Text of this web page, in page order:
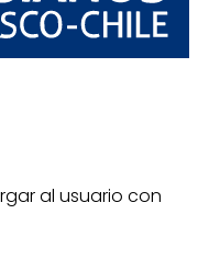
al usuario con